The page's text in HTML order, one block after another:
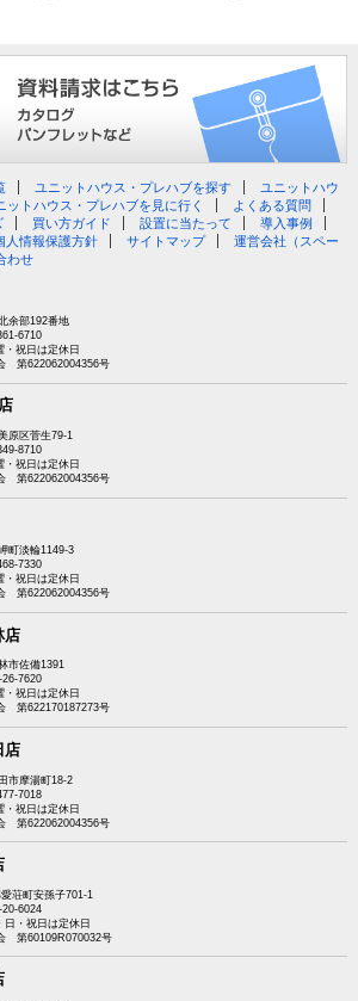
ユニットハウス・プレハブを探す
ユニットハウ
ットハウス・プレハブを見に行く
よくある質問
買い方ガイド 設置に当たって
導入事例
人情報保護方針 サイトマップ
運営会社（スペー
わせ
余部192番地
6710
祝日は定休日
第622062004356号
原区菅生79-1
8710
祝日は定休日
第622062004356号
町淡輪1149-3
7330
祝日は定休日
第622062004356号
店
市佐備1391
7620
祝日は定休日
第622170187273号
店
市摩湯町18-2
7018
祝日は定休日
第622062004356号
荘町安孫子701-1
6024
・祝日は定休日
第60109R070032号